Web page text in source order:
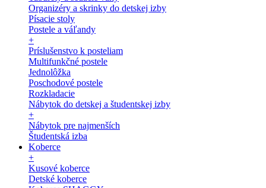
Organizéry a skrinky do detskej izby
Písacie stoly
Postele a váľandy
+
Príslušenstvo k posteliam
Multifunkčné postele
Jednolôžka
Poschodové postele
Rozkladacie
Nábytok do detskej a študentskej izby
+
Nábytok pre najmenších
Študentská izba
Koberce
+
Kusové koberce
Detské koberce